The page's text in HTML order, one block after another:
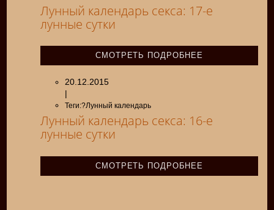
Лунный календарь секса: 17-е
лунные сутки
СМОТРЕТЬ ПОДРОБНЕЕ
20.12.2015
|
Теги:?Лунный календарь
Лунный календарь секса: 16-е
лунные сутки
СМОТРЕТЬ ПОДРОБНЕЕ